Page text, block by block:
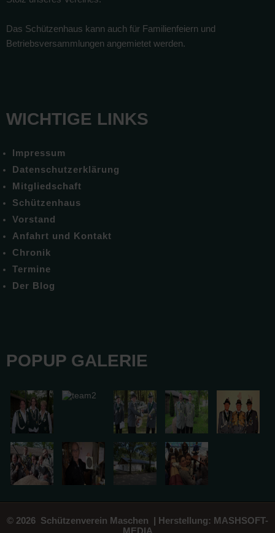
Das Schützenhaus kann auch für Familienfeiern und
Betriebsversammlungen angemietet werden.
WICHTIGE LINKS
Impressum
Datenschutzerklärung
Mitgliedschaft
Schützenhaus
Vorstand
Anfahrt und Kontakt
Chronik
Termine
Der Blog
POPUP GALERIE
© 2026 Schützenverein Maschen | Herstellung: MASHSOFT-
MEDIA